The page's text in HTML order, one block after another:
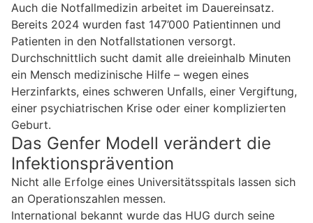
Auch die Notfallmedizin arbeitet im Dauereinsatz.
Bereits 2024 wurden fast 147’000 Patientinnen und
Patienten in den Notfallstationen versorgt.
Durchschnittlich sucht damit alle dreieinhalb Minuten
ein Mensch medizinische Hilfe – wegen eines
Herzinfarkts, eines schweren Unfalls, einer Vergiftung,
einer psychiatrischen Krise oder einer komplizierten
Geburt.
Das Genfer Modell verändert die
Infektionsprävention
Nicht alle Erfolge eines Universitätsspitals lassen sich
an Operationszahlen messen.
International bekannt wurde das HUG durch seine